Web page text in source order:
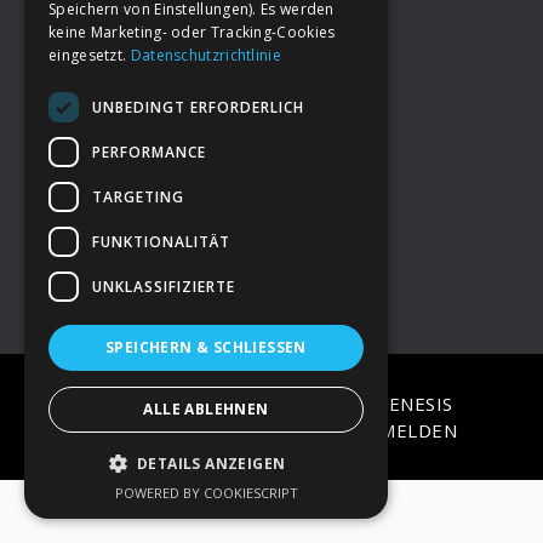
FooterDeine Spende
→ Impressum
→Kontakt zum PAO Team
COPYRIGHT © 2026 · ON
GENESIS
FRAMEWORK·WORDPRESS·ANMELDEN
Speichern von Einstellungen). Es werden
keine Marketing- oder Tracking-Cookies
eingesetzt. Datenschutzrichtlinie
UNBEDINGT ERFORDERLICH
PERFORMANCE
TARGETING
FUNKTIONALITÄT
UNKLASSIFIZIERTE
SPEICHERN & SCHLIESSEN
ALLE ABLEHNEN
DETAILS ANZEIGEN
POWERED BY COOKIESCRIPT